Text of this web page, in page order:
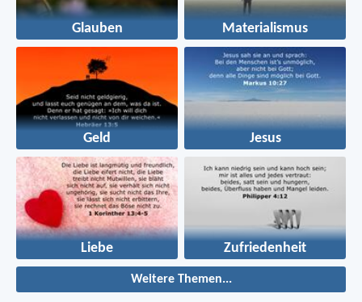
Glauben Materialismus
Geld Jesus
Liebe Zufriedenheit
Weitere Themen...